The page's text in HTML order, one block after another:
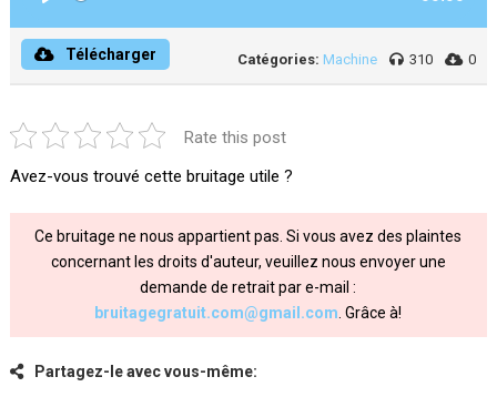
Télécharger Catégories: Machine 310 0
Rate this post
Avez-vous trouvé cette bruitage utile ?
Ce bruitage ne nous appartient pas. Si vous avez des plaintes
concernant les droits d'auteur, veuillez nous envoyer une
demande de retrait par e-mail :
bruitagegratuit.com@gmail.com . Grâce à!
Partagez-le avec vous-même: